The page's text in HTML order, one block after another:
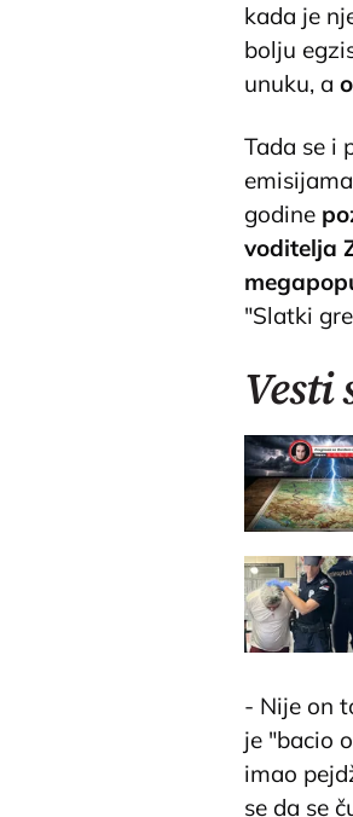
kada je
bolju
unuku, a
Tada se i
godine
voditelja
"Slatki
Vesti
- Nije on
je "bacio
imao
se da se